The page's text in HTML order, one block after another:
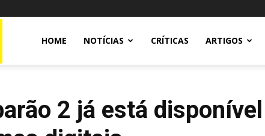
HOME NOTÍCIAS CRÍTICAS ARTIGOS
2 já está